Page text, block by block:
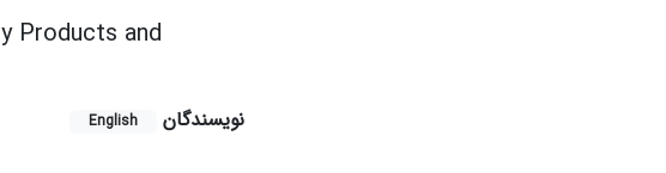
Products and
نویسندگان English